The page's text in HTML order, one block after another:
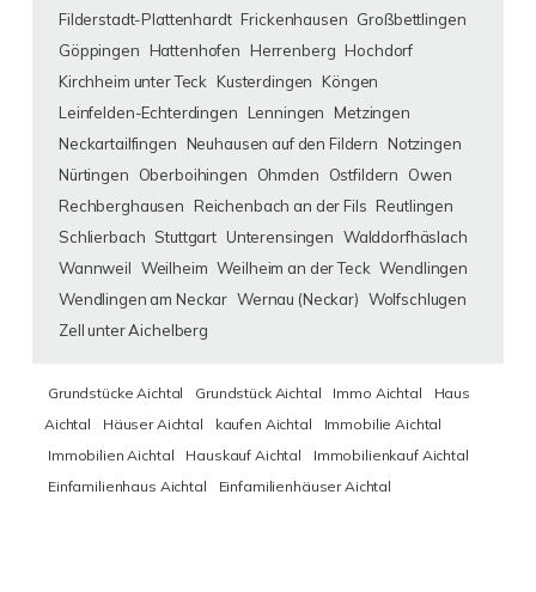
Filderstadt-Plattenhardt Frickenhausen Großbettlingen
Göppingen
Hattenhofen Herrenberg Hochdorf
Kirchheim unter Teck
Kusterdingen
Köngen
Leinfelden-Echterdingen
Lenningen
Metzingen
Neckartailfingen
Neuhausen auf den Fildern
Notzingen
Nürtingen
Oberboihingen Ohmden Ostfildern
Owen
Rechberghausen
Reichenbach an der Fils Reutlingen
Schlierbach Stuttgart Unterensingen Walddorfhäslach
Wannweil Weilheim Weilheim an der Teck Wendlingen
Wendlingen am Neckar Wernau (Neckar) Wolfschlugen
Zell unter Aichelberg
Grundstücke Aichtal Grundstück Aichtal Immo Aichtal
Haus
Aichtal
Häuser Aichtal kaufen Aichtal
Immobilie Aichtal
Immobilien Aichtal
Hauskauf Aichtal
Immobilienkauf Aichtal
Einfamilienhaus Aichtal
Einfamilienhäuser Aichtal